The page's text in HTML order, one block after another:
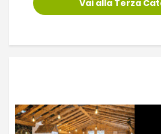
Vai alla Terza